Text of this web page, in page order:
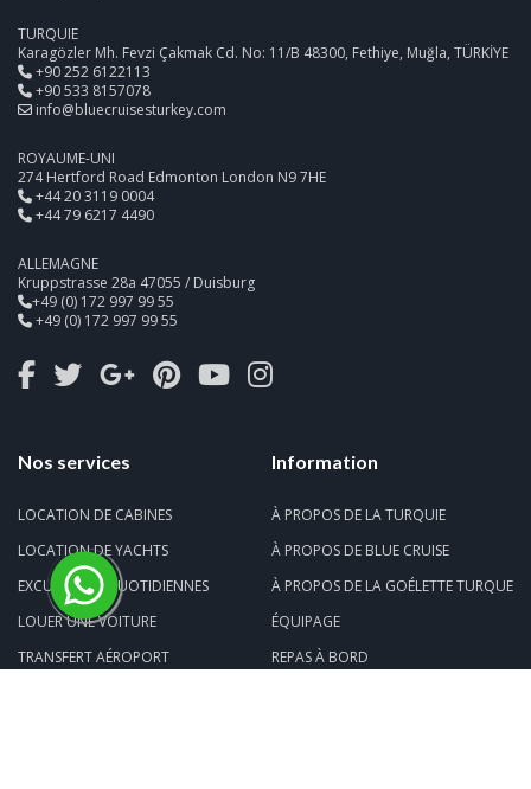
TURQUIE
Karagözler Mh. Fevzi Çakmak Cd. No: 11/B 48300, Fethiye, Muğla, TÜRKİYE
+90 252 6122113
+90 533 8157078
info@bluecruisesturkey.com
ROYAUME-UNI
274 Hertford Road Edmonton London N9 7HE
+44 20 3119 0004
+44 79 6217 4490
ALLEMAGNE
Kruppstrasse 28a 47055 / Duisburg
+49 (0) 172 997 99 55
+49 (0) 172 997 99 55
Nos services
LOCATION DE CABINES
LOCATION DE YACHTS
EXCURSIONS QUOTIDIENNES
LOUER UNE VOITURE
TRANSFERT AÉROPORT
Information
À PROPOS DE LA TURQUIE
À PROPOS DE BLUE CRUISE
À PROPOS DE LA GOÉLETTE TURQUE
ÉQUIPAGE
REPAS À BORD